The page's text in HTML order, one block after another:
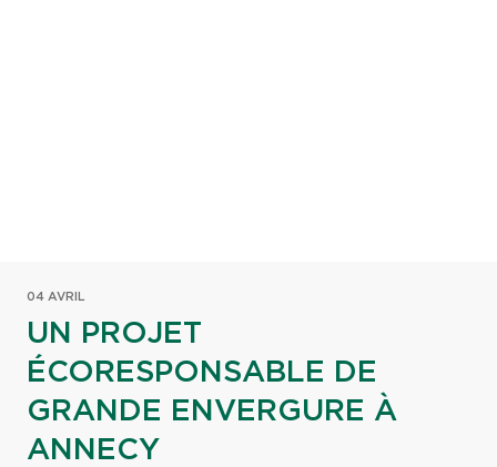
04 AVRIL
UN PROJET
ÉCORESPONSABLE DE
GRANDE ENVERGURE À
ANNECY